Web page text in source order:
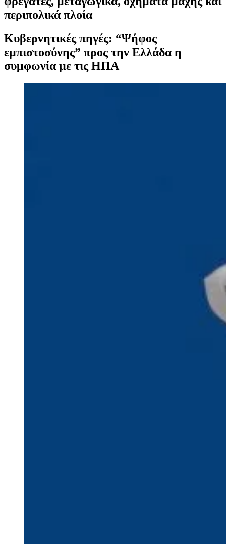
περιπολικά πλοία
Κυβερνητικές πηγές: “Ψήφος
εμπιστοσύνης” προς την Ελλάδα η
συμφωνία με τις ΗΠΑ